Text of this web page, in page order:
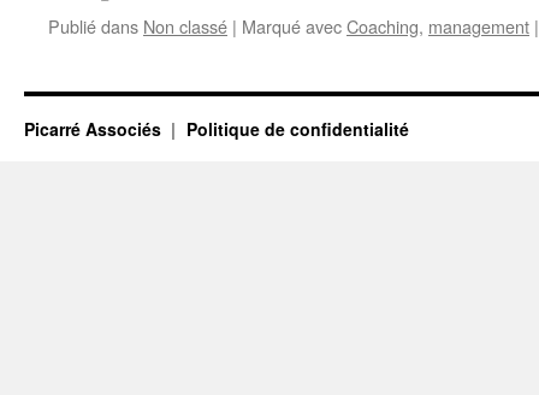
Publié dans Non classé | Marqué avecCoaching, management |
Picarré Associés Politique de confidentialité